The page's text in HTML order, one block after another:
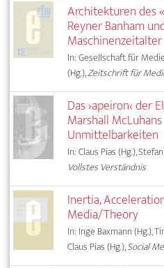
Architekturen des
Reyner Banham
Maschinenzeitalter
In: Gesellschaft für
(Hg.),Zeitschrift für
Das ›apeiron‹ der
Marshall McLuhans
Unmittelbarkeiten
In: Claus Pias (Hg.),
Vollstes Verständnis
Inertia,
Media/Theory
In: Inge Baxmann (Hg.),
Claus Pias (Hg.),Social